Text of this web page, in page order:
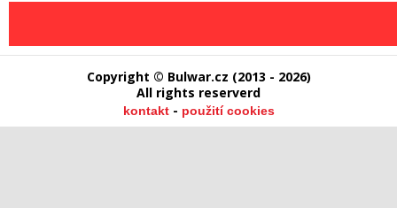
Copyright © Bulwar.cz (2013 - 2026)
All rights reserverd
kontakt- použití cookies